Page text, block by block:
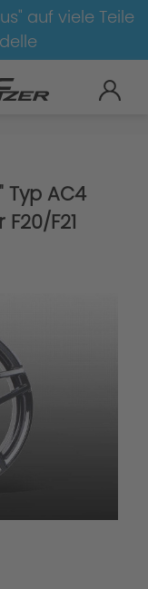
auf viele Teile
Typ AC4
F21